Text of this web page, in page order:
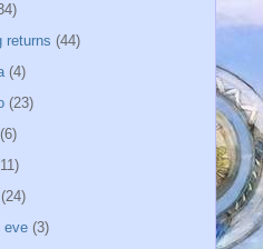
returns (44)
(4)
(23)
(6)
(24)
eve (3)